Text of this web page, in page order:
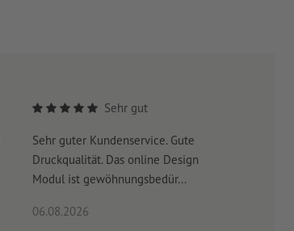
Sehr gut
Sehr guter Kundenservice. Gute
Druckqualität. Das online Design
Modul ist gewöhnungsbedür...
06.08.2026